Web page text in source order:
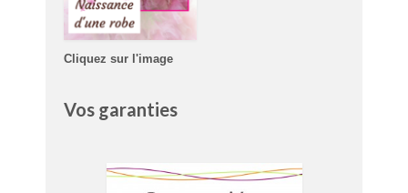
Cliquez sur l'image
Vos garanties